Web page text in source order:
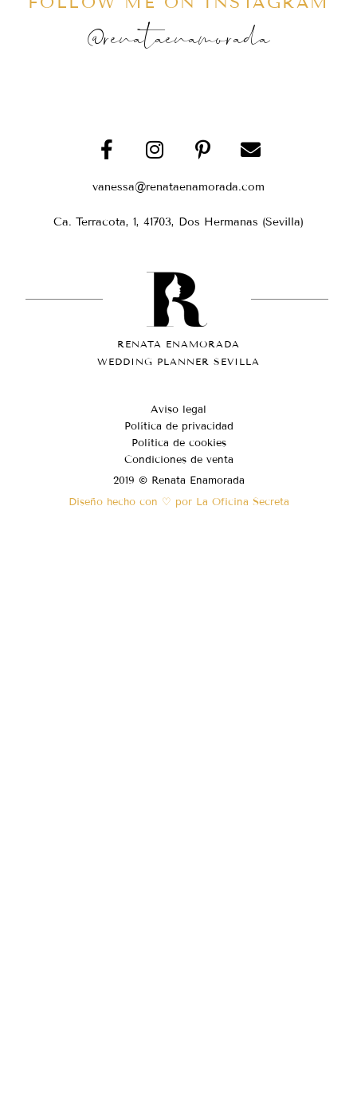
@renataenamorada
vanessa@renataenamorada.com
Ca. Terracota, 1, 41703, Dos Hermanas (Sevilla)
RENATA ENAMORADA
WEDDING PLANNER SEVILLA
Aviso legal
Política de privacidad
Política de cookies
Condiciones de venta
2019 © Renata Enamorada
Diseño hecho con ♡ por La Oficina Secreta